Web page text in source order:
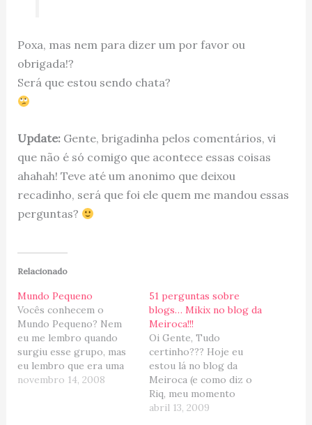
Poxa, mas nem para dizer um por favor ou
obrigada!?
Será que estou sendo chata?
Update:Gente, brigadinha pelos comentários, vi
que não é só comigo que acontece essas coisas
ahahah! Teve até um anonimo que deixou
recadinho, será que foi ele quem me mandou essas
perguntas?
Relacionado
Mundo Pequeno
Vocês conhecem o
Mundo Pequeno? Nem
eu me lembro quando
surgiu esse grupo, mas
eu lembro que era uma
comunidade de
novembro 14, 2008
51 perguntas sobre
blogs… Mikix no blog da
Meiroca!!!
Oi Gente, Tudo
certinho??? Hoje eu
estou lá no blog da
Meiroca (e como diz o
Riq, meu momento
"Tommy"; Tommy
abril 13, 2009